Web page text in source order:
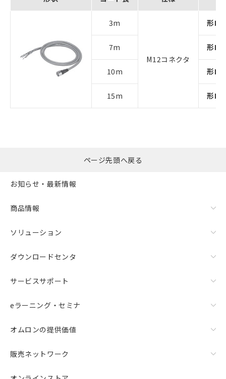
3m
M12コネクタ
形
7m 形
10m 形
15m 形
ページ先頭へ戻る
お知らせ・最新情報
商品情報
ソリューション
ダウンロードセンタ
サービスサポート
eラーニング・セミナ
オムロンの提供価値
販売ネットワーク